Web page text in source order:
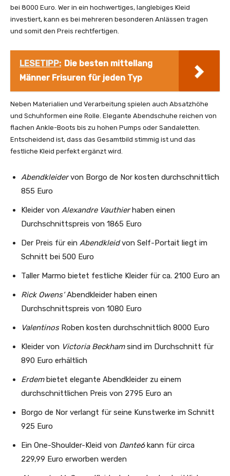
bei 8000 Euro. Wer in ein hochwertiges, langlebiges Kleid
investiert, kann es bei mehreren besonderen Anlässen tragen
und somit den Preis rechtfertigen.
LESETIPP: Die besten mittellang
Männer Frisuren für jeden Typ
Neben Materialien und Verarbeitung spielen auch Absatzhöhe
und Schuhformen eine Rolle. Elegante Abendschuhe reichen von
flachen Ankle-Boots bis zu hohen Pumps oder Sandaletten.
Entscheidend ist, dass das Gesamtbild stimmig ist und das
festliche Kleid perfekt ergänzt wird.
Abendkleidervon Borgo de Nor kosten durchschnittlich
855 Euro
Kleider von Alexandre Vauthierhaben einen
Durchschnittspreis von 1865 Euro
Der Preis für ein Abendkleidvon Self-Portait liegt im
Schnitt bei 500 Euro
Taller Marmo bietet festliche Kleider für ca. 2100 Euro an
Rick Owens‘Abendkleider haben einen
Durchschnittspreis von 1080 Euro
ValentinosRoben kosten durchschnittlich 8000 Euro
Kleider von Victoria Beckhamsind im Durchschnitt für
890 Euro erhältlich
Erdembietet elegante Abendkleider zu einem
durchschnittlichen Preis von 2795 Euro an
Borgo de Nor verlangt für seine Kunstwerke im Schnitt
925 Euro
Ein One-Shoulder-Kleid von Dante6kann für circa
229,99 Euro erworben werden